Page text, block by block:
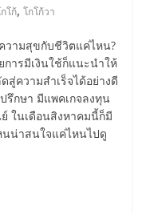
โก้,โกโก้วา
วามสุขกับชีวิตแค่ไหน?
การมีเงินใช้ก็แนะนำให้
สู่ความสำเร็จได้อย่างดี
กษา มีแพคเกจลงทุน
ในเดือนสิงหาคมนี้ก็มี
น่าสนใจแค่ไหนไปดู